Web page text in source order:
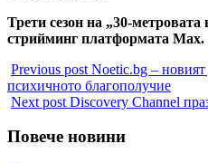
Трети сезон на „30-
стрийминг платформата Max.
Previous post Noetic.bg –
психичното благополучие
Next post Discovery Channel
Повече новини